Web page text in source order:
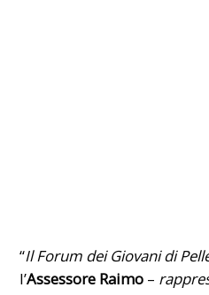
“Il Forum dei Giovani di
l’Assessore Raimo –